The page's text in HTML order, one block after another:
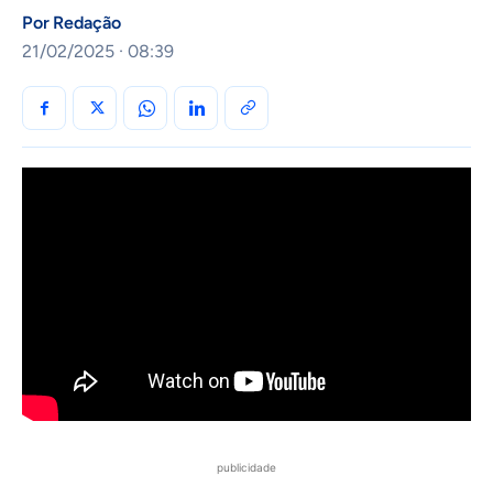
Por Redação
21/02/2025 · 08:39
publicidade